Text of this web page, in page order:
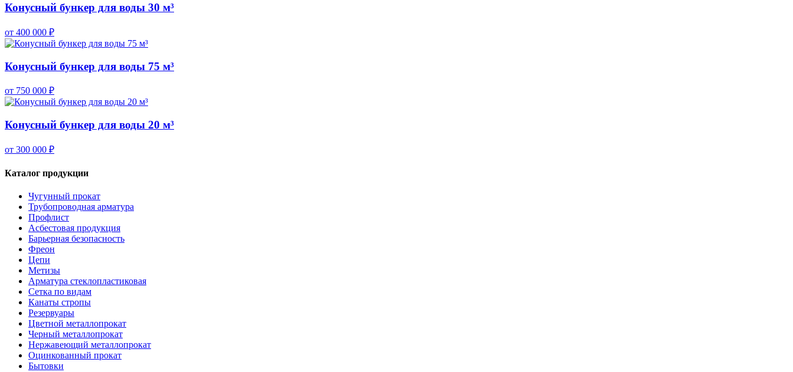
Конусный бункер для воды 30 м³
от 400 000 ₽
Конусный бункер для воды 75 м³
от 750 000 ₽
Конусный бункер для воды 20 м³
от 300 000 ₽
Каталог продукции
Чугунный прокат
Трубопроводная арматура
Профлист
Асбестовая продукция
Барьерная безопасность
Фреон
Цепи
Метизы
Арматура стеклопластиковая
Сетка по видам
Канаты стропы
Резервуары
Цветной металлопрокат
Черный металлопрокат
Нержавеющий металлопрокат
Оцинкованный прокат
Бытовки